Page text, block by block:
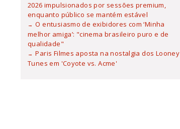
2026 impulsionados por sessões premium,
enquanto público se mantém estável
O entusiasmo de exibidores com ‘Minha
melhor amiga’: "cinema brasileiro puro e de
qualidade"
Paris Filmes aposta na nostalgia dos Looney
Tunes em 'Coyote vs. Acme'